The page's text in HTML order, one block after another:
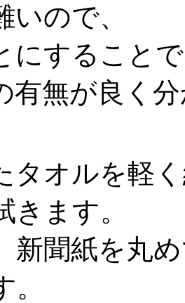
ので、
にするこ
無が良く分
タオルを軽
きます。
新聞紙を丸